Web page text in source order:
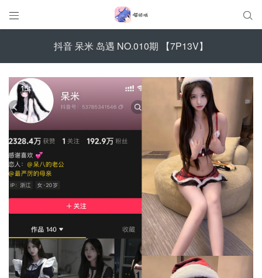
 
抖音 呆米 岛遇 NO.010期 【7P13V】